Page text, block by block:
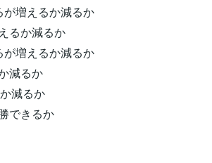
が増えるか減るか
るか減るか
が増えるか減るか
減るか
減るか
できるか